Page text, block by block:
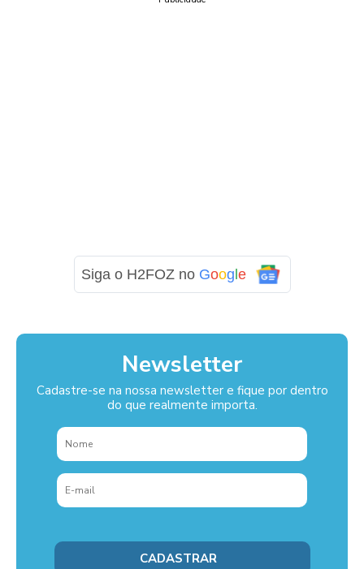
Siga o H2FOZ no Google
Newsletter
Cadastre-se na nossa newsletter e fique por dentro
do que realmente importa.